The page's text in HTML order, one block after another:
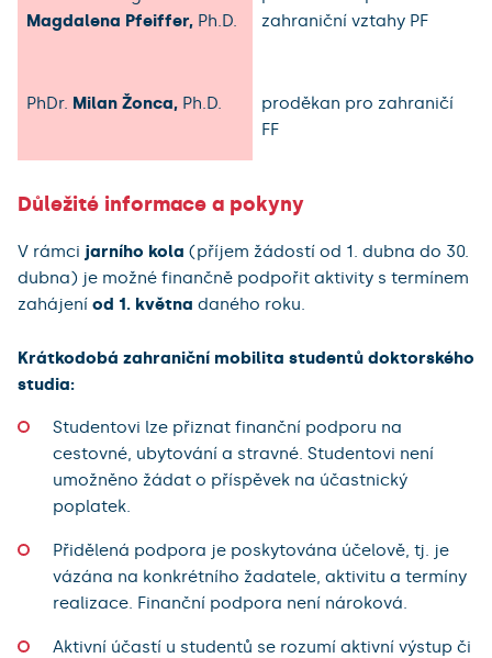
Magdalena Pfeiffer, Ph.D.
zahraniční vztahy PF
PhDr. Milan Žonca, Ph.D.
proděkan pro zahraničí
FF
Důležité informace a pokyny
V rámci jarního kola (příjem žádostí od 1. dubna do 30.
dubna) je možné finančně podpořit aktivity s termínem
zahájení od 1. května daného roku.
Krátkodobá zahraniční mobilita studentů doktorského
studia:
Studentovi lze přiznat finanční podporu na
cestovné, ubytování a stravné. Studentovi není
umožněno žádat o příspěvek na účastnický
poplatek.
Přidělená podpora je poskytována účelově, tj. je
vázána na konkrétního žadatele, aktivitu a termíny
realizace. Finanční podpora není nároková.
Aktivní účastí u studentů se rozumí aktivní výstup či